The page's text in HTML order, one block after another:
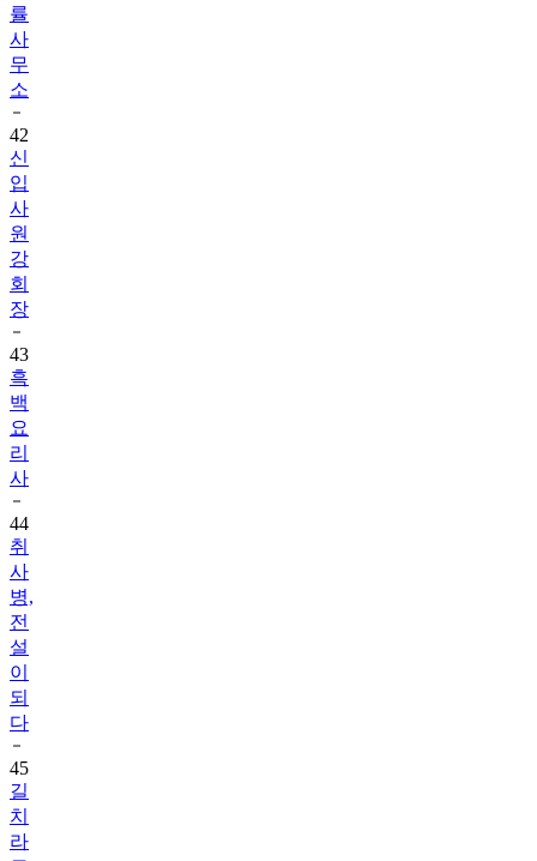
률
사
무
소
42
신
입
사
원
강
회
장
43
흑
백
요
리
사
44
취
사
병,
전
설
이
되
다
45
길
치
라